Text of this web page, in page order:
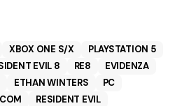
XBOX ONE S/X
PLAYSTATION 5
EVIL 8 RE8
EVIDENZA
ETHAN WINTERS
PC
RESIDENT EVIL